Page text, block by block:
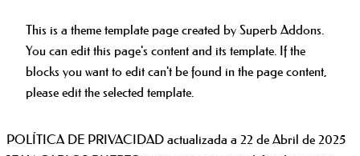
This is a theme template page created by Superb Addons.
You can edit this page's content and its template. If the
blocks you want to edit can't be found in the page content,
please edit the selected template.
POLÍTICA DE PRIVACIDAD actualizada a 22 de Abril de 2025